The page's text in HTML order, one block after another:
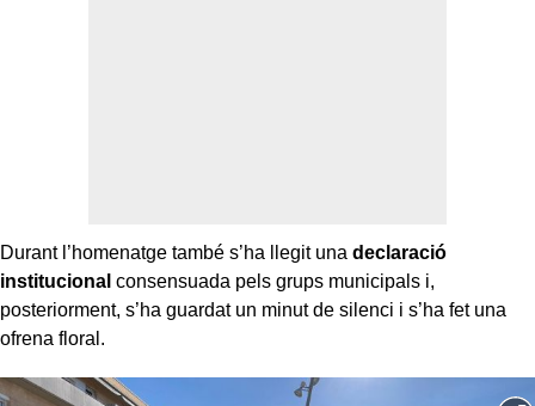
Durant l’homenatge també s’ha llegit una declaració
institucional consensuada pels grups municipals i,
posteriorment, s’ha guardat un minut de silenci i s’ha fet una
ofrena floral.